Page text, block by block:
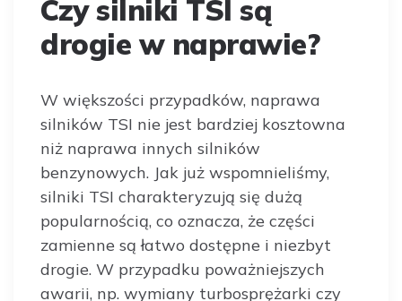
Czy silniki TSI są
drogie w naprawie?
W większości przypadków, naprawa
silników TSI nie jest bardziej kosztowna
niż naprawa innych silników
benzynowych. Jak już wspomnieliśmy,
silniki TSI charakteryzują się dużą
popularnością, co oznacza, że części
zamienne są łatwo dostępne i niezbyt
drogie. W przypadku poważniejszych
awarii, np. wymiany turbosprężarki czy